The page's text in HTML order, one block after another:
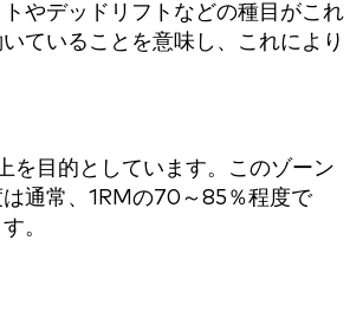
やデッドリフトなどの種目がこれ
ていることを意味し、これにより
を目的としています。このゾーン
通常、1RMの70～85％程度で
。